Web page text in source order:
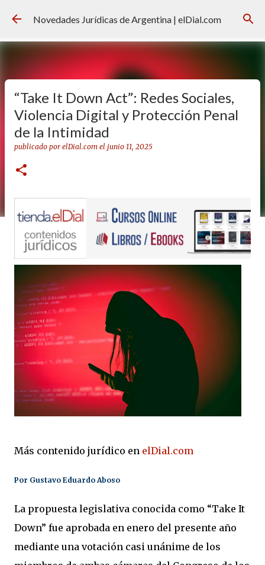
Ir al contenido principal
Novedades Jurídicas de Argentina | elDial.com
“Take It Down Act”: Redes Sociales,
Violencia Digital y Protección Penal
de la Intimidad
publicado por elDial.com el junio 11, 2025
Más contenido jurídico en elDial.com
Por Gustavo Eduardo Aboso
La propuesta legislativa conocida como “Take It
Down” fue aprobada en enero del presente año
mediante una votación casi unánime de los